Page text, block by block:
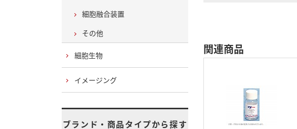
関連商品
細胞融合装置
その他
細胞生物
イメージング
ブランド・商品タイプから探す